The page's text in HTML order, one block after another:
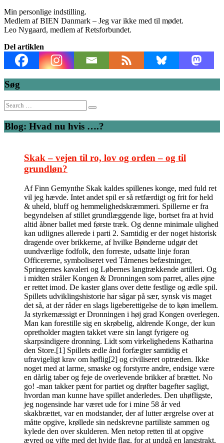
Min personlige indstilling.
Medlem af BIEN Danmark – Jeg var ikke med til mødet.
Leo Nygaard, medlem af Retsforbundet.
Del artiklen
Søg
Search
for:
Blog: Hvad nu hvis ….?
Skak – vejen til ro, lov og orden – og til
grundløn?
Af Finn Gemynthe Skak kaldes spillenes konge, med fuld ret
vil jeg hævde. Intet andet spil er så retfærdigt og frit for held
& uheld, bluff og hemmelighedskræmmeri. Spillerne er fra
begyndelsen af stillet grundlæggende lige, bortset fra at hvid
altid åbner ballet med første træk. Og denne minimale ulighed
kan udlignes allerede i parti 2. Samtidig er der noget historisk
dragende over brikkerne, af hvilke Bønderne udgør det
uundværlige fodfolk, den forreste, udsatte linje foran
Officererne, symboliseret ved Tårnenes befæstninger,
Springernes kavaleri og Løbernes langtrækkende artilleri. Og
i midten stråler Kongen & Dronningen som parret, alles øjne
er rettet imod. De kaster glans over dette festlige og ædle spil.
Spillets udviklingshistorie har sågar på sær, synsk vis maget
det så, at der råder en slags ligeberettigelse de to køn imellem.
Ja styrkemæssigt er Dronningen i høj grad Kongen overlegen.
Man kan forestille sig en skrøbelig, aldrende Konge, der kun
opretholder magten takket være sin langt fyrigere og
skarpsindigere dronning. Lidt som virkelighedens Katharina
den Store.[1] Spillets ædle ånd forfægter samtidig et
ufravigeligt krav om høflig[2] og civiliseret optræden. Ikke
noget med at larme, smaske og forstyrre andre, endsige være
en dårlig taber og feje de overlevende brikker af brættet. No
go! -man takker pænt for partiet og drøfter bagefter sagligt,
hvordan man kunne have spillet anderledes. Den uhøfligste,
jeg nogensinde har været ude for i mine 58 år ved
skakbrættet, var en modstander, der af lutter ærgrelse over at
måtte opgive, krøllede sin nedskrevne partiliste sammen og
kylede den over skulderen. Men netop retten til at opgive
ævred og vifte med det hvide flag, for at undgå en langstrakt,